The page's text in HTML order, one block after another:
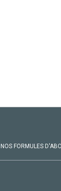
NOS FORMULES